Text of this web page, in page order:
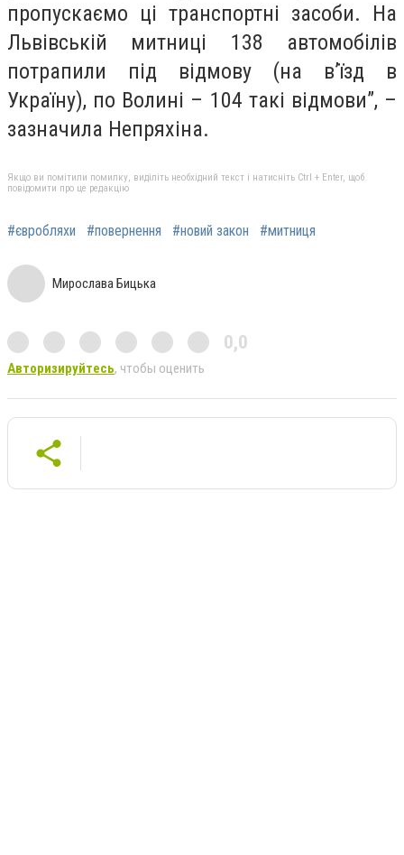
пропускаємо ці транспортні засоби. На
Львівській митниці 138 автомобілів
потрапили під відмову (на в’їзд в
Україну), по Волині – 104 такі відмови”, –
зазначила Непряхіна.
Якщо ви помітили помилку, виділіть необхідний текст і натисніть Ctrl + Enter, щоб
повідомити про це редакцію
#євробляхи #повернення #новий закон #митниця
Мирослава Бицька
0,0
Авторизируйтесь, чтобы оценить